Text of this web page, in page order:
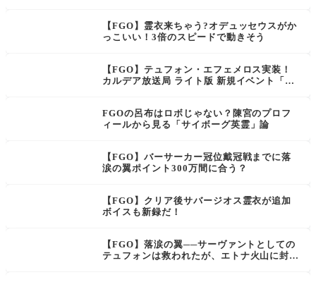
【FGO】霊衣来ちゃう?オデュッセウスがか
っこいい！3倍のスピードで動きそう
【FGO】テュフォン・エフェメロス実装！
カルデア放送局 ライト版 新規イベント「落
FGOの呂布はロボじゃない？陳宮のプロフ
ィールから見る「サイボーグ英霊」論
【FGO】バーサーカー冠位戴冠戦までに落
涙の翼ポイント300万間に合う？
【FGO】クリア後サバージオス霊衣が追加
ボイスも新録だ！
【FGO】落涙の翼──サーヴァントとしての
テュフォンは救われたが、エトナ火山に封印